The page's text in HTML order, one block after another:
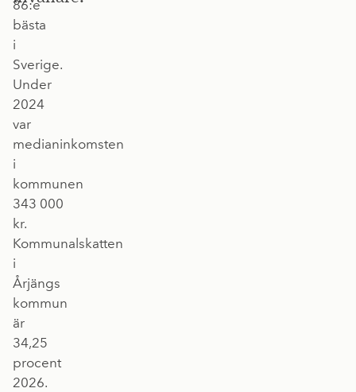
86:e
bästa
i
Sverige.
Under
2024
var
medianinkomsten
i
kommunen
343 000
kr.
Kommunalskatten
i
Årjängs
kommun
är
34,25
procent
2026.